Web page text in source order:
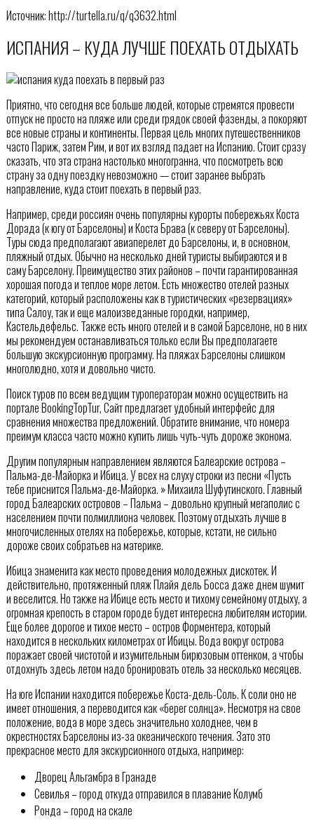
Источник: http://turtella.ru/q/q3632.html
ИСПАНИЯ – КУДА ЛУЧШЕ ПОЕХАТЬ ОТДЫХАТЬ
Приятно, что сегодня все больше людей, которые стремятся провести
отпуск не просто на пляже или среди грядок своей фазенды, а покоряют
все новые страны и континенты. Первая цель многих путешественников
часто Париж, затем Рим, и вот их взгляд падает на Испанию. Стоит сразу
сказать, что эта страна настолько многогранна, что посмотреть всю
страну за одну поездку невозможно — стоит заранее выбрать
направление, куда стоит поехать в первый раз.
Например, среди россиян очень популярны курорты побережьях Коста
Дорада (к югу от Барселоны) и Коста Брава (к северу от Барселоны).
Туры сюда предполагают авиаперелет до Барселоны, и, в основном,
пляжный отдых. Обычно на несколько дней туристы выбираются и в
саму Барселону. Преимущество этих районов – почти гарантированная
хорошая погода и теплое море летом. Есть множество отелей разных
категорий, который расположены как в туристических «резервациях»
типа Салоу, так и еще малоизведанные городки, например,
Кастельдефельс. Также есть много отелей и в самой Барселоне, но в них
мы рекомендуем останавливаться только если Вы предполагаете
большую экскурсионную программу. На пляжах Барселоны слишком
многолюдно, хотя и довольно чисто.
Поиск туров по всем ведущим туроператорам можно осуществить на
портале BookingTopTur, Сайт предлагает удобный интерфейс для
сравнения множества предложений. Обратите внимание, что номера
преимум класса часто можно купить лишь чуть-чуть дороже эконома.
Другим популярным направлением являются Балеарские острова –
Пальма-де-Майорка и Ибица. У всех на слуху строки из песни «Пусть
тебе приснится Пальма-де-Майорка. » Михаила Шуфутинского. Главный
город Балеарских островов – Пальма – довольно крупный мегаполис с
населением почти полмиллиона человек. Поэтому отдыхать лучше в
многочисленных отелях на побережье, которые, кстати, не сильно
дороже своих собратьев на материке.
Ибица знаменита как место проведения молодежных дискотек. И
действительно, протяженный пляж Плайя дель Босса даже днем шумит
и веселится. Но также на Ибице есть место и тихому семейному отдыху, а
огромная крепость в старом городе будет интересна любителям истории.
Еще более дорогое и тихое место – остров Форментера, который
находится в нескольких километрах от Ибицы. Вода вокруг острова
поражает своей чистотой и изумительным бирюзовым оттенком, а чтобы
отдохнуть здесь летом надо бронировать отель за несколько месяцев.
На юге Испании находится побережье Коста-дель-Соль. К соли оно не
имеет отношения, а переводится как «берег солнца». Несмотря на свое
положение, вода в море здесь значительно холоднее, чем в
окрестностях Барселоны из-за океанического течения. Зато это
прекрасное место для экскурсионного отдыха, например:
Дворец Альгамбра в Гранаде
Севилья – город откуда отправился в плавание Колумб
Ронда – город на скале